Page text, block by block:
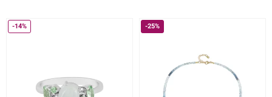
-14% -25%